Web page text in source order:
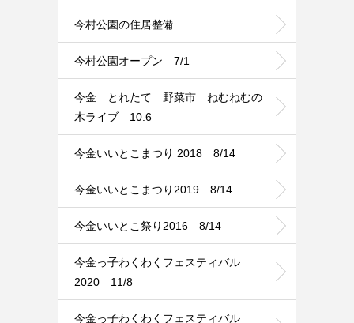
今村公園の住居整備
今村公園オープン 7/1
今金 とれたて 野菜市 ねむねむの
木ライブ 10.6
今金いいとこまつり 2018 8/14
今金いいとこまつり2019 8/14
今金いいとこ祭り2016 8/14
今金っ子わくわくフェスティバル
2020 11/8
今金っ子わくわくフェスティバル